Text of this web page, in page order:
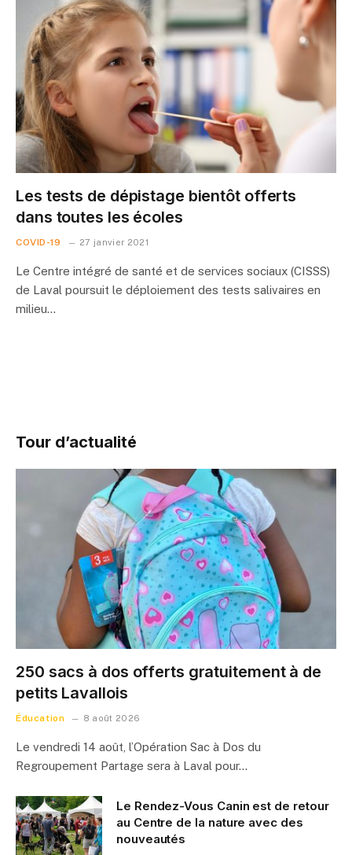
Les tests de dépistage bientôt offerts
dans toutes les écoles
COVID-19 27 janvier 2021
Le Centre intégré de santé et de services sociaux (CISSS)
de Laval poursuit le déploiement des tests salivaires en
milieu…
Tour d’actualité
250 sacs à dos offerts gratuitement à de
petits Lavallois
Éducation 8 août 2026
Le vendredi 14 août, l’Opération Sac à Dos du
Regroupement Partage sera à Laval pour…
Le Rendez-Vous Canin est de retour
au Centre de la nature avec des
nouveautés